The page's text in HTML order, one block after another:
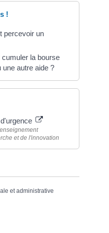
!
percevoir un
cumuler la bourse
autre aide ?
et de l'innovation
et administrative